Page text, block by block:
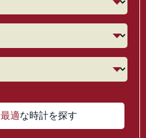
最適な時計を探す